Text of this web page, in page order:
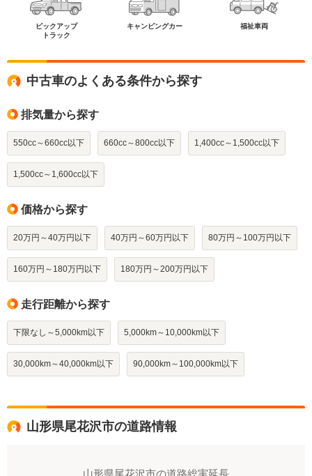
ピックアップ
トラック
キャンピングカー 福祉車両
中古車のよくある条件から探す
排気量から探す
550cc～660cc以下 660cc～800cc以下 1,400cc～1,500cc以下
1,500cc～1,600cc以下
価格から探す
20万円～40万円以下 40万円～60万円以下 80万円～100万円以下
160万円～180万円以下 180万円～200万円以下
走行距離から探す
下限なし～5,000km以下 5,000km～10,000km以下
30,000km～40,000km以下 90,000km～100,000km以下
山形県尾花沢市の道路情報